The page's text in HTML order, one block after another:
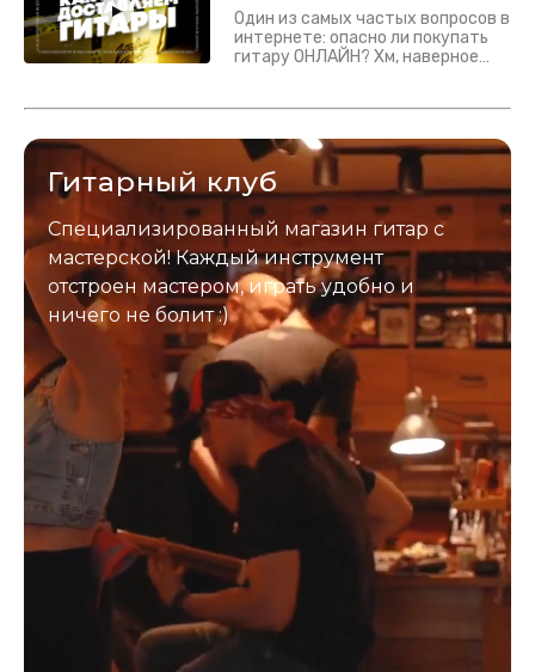
Один из самых частых вопросов в
интернете: опасно ли покупать
гитару ОНЛАЙН? Хм, наверное
застрахован. Случись что -
Гитарный клуб
Специализированный магазин гитар с
мастерской! Каждый инструмент
отстроен мастером, играть удобно и
ничего не болит :)